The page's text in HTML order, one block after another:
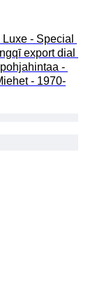
- Special
export dial
-
- 1970-